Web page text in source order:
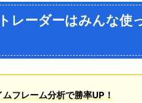
レーダーはみんな使
フレーム分析で勝率UP！